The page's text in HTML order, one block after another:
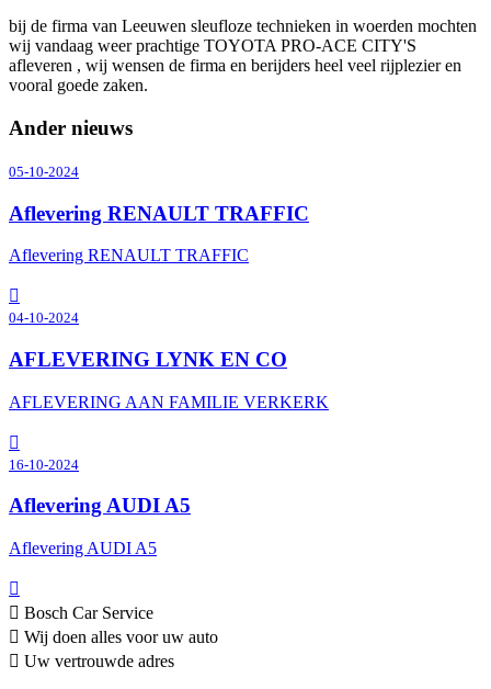
bij de firma van Leeuwen sleufloze technieken in woerden mochten
wij vandaag weer prachtige TOYOTA PRO-ACE CITY'S
afleveren , wij wensen de firma en berijders heel veel rijplezier en
vooral goede zaken.
Ander nieuws
05-10-2024
Aflevering RENAULT TRAFFIC
Aflevering RENAULT TRAFFIC
04-10-2024
AFLEVERING LYNK EN CO
AFLEVERING AAN FAMILIE VERKERK
16-10-2024
Aflevering AUDI A5
Aflevering AUDI A5
Bosch Car Service
Wij doen alles voor uw auto
Uw vertrouwde adres